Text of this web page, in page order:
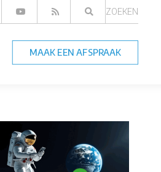
ZOEKEN
MAAK EEN AFSPRAAK